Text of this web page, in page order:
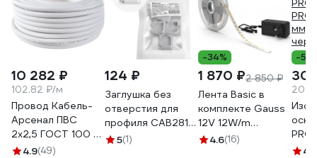
10 282 ₽
102.82 ₽/м
Провод Кабель-
Арсенал ПВС
2х2,5 ГОСТ 100 м
KARS-51186
4.9(49)
124 ₽
Заглушка без
отверстия для
профиля CAB281
FERON LD377
5(1)
-34%
1 870 ₽2 850 ₽
Лента Basic в
комплекте Gauss
12V 12W/m
1200lm/m 4000K
4.6(16)
-5%
PRO
4.6